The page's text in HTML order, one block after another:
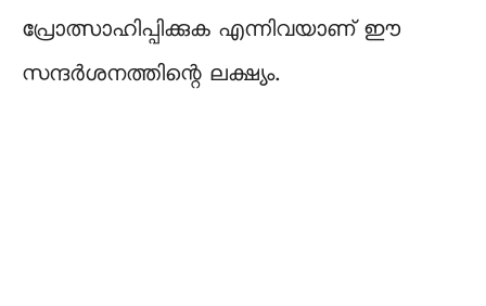
പ്രോത്സാഹിപ്പിക്കുക എന്നിവയാണ് ഈ
സന്ദർശനത്തിന്റെ ലക്ഷ്യം.